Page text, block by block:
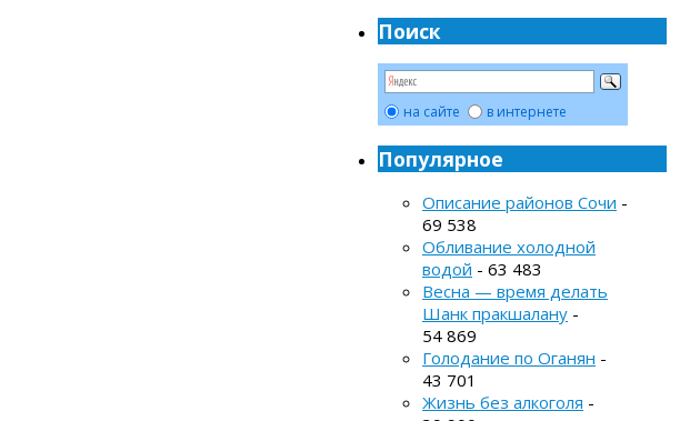
Поиск
на сайте в интернете
Популярное
Описание районов Сочи -
69 538
Обливание холодной
водой - 63 483
Весна — время делать
Шанк пракшалану -
54 869
Голодание по Оганян -
43 701
Жизнь без алкоголя -